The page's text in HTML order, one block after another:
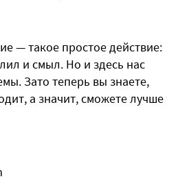
— такое простое действие:
и смыл. Но и здесь нас
Зато теперь вы знаете,
а значит, сможете лучше